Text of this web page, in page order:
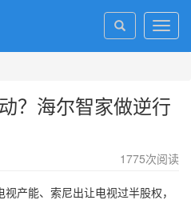
？海尔智家做逆行
1775次阅读
能、索尼出让电视过半股权，